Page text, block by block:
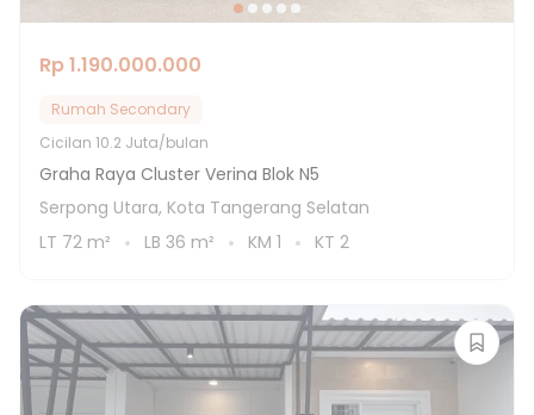
Rp 1.190.000.000
Rumah Secondary
Cicilan 10.2 Juta/bulan
Graha Raya Cluster Verina Blok N5
Serpong Utara, Kota Tangerang Selatan
LT 72 m² LB 36 m² KM 1 KT 2